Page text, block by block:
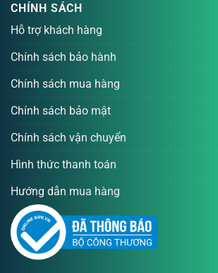
CHÍNH SÁCH
Hỗ trợ khách hàng
Chính sách bảo hành
Chính sách mua hàng
Chính sách bảo mật
Chính sách vận chuyển
Hình thức thanh toán
Hướng dẫn mua hàng